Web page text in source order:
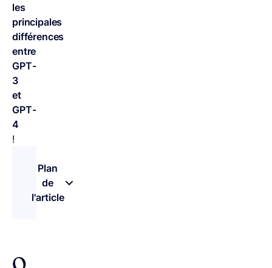
les
principales
différences
entre
GPT-
3
et
GPT-
4
!
Plan
de
l'article